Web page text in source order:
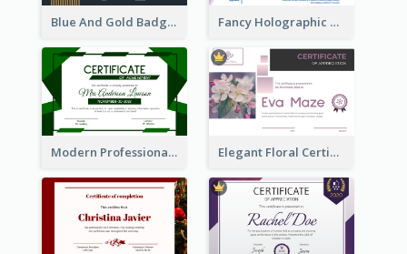
Blue And Gold Badge Appreciation Certificate Fancy Holographic Certificate Design Ideas
Modern Professional Green Certificate Design Template Elegant Floral Certificate Design Template Idea